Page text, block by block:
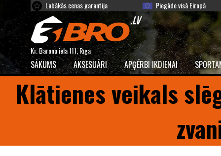
Labākās cenas garantija Piegāde visā Eiropā
Kr. Barona iela 111, Rīga
SĀKUMS AKSESUĀRI APĢĒRBI IKDIENAI
Klātienes veikals